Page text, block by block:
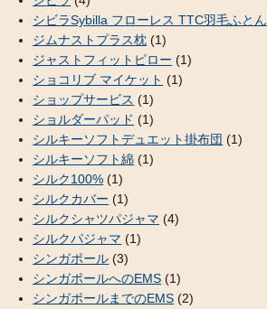
シビラSybilla フローレス TTC羽毛ふとん
ジムナストプラス枕 (1)
ジャストフィットピロー (1)
ショコリブ マイケット (1)
ショップサービス (1)
ショルダーパッド (1)
シルキーソフトデュエット掛布団 (1)
シルキーソフト綿 (1)
シルク100% (1)
シルクカバー (1)
シルクシャツパジャマ (4)
シルクパジャマ (1)
シンガポール (3)
シンガポールへのEMS (1)
シンガポールまでのEMS (2)